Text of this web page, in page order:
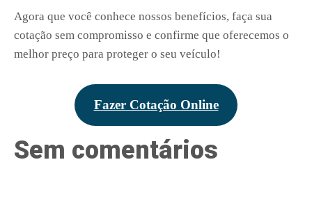
Agora que você conhece nossos benefícios, faça sua
cotação sem compromisso e confirme que oferecemos o
melhor preço para proteger o seu veículo!
Fazer Cotação Online
Sem comentários